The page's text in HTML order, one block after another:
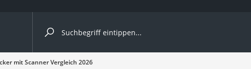
nach Kategorie
mit Scanner Vergleich 2026